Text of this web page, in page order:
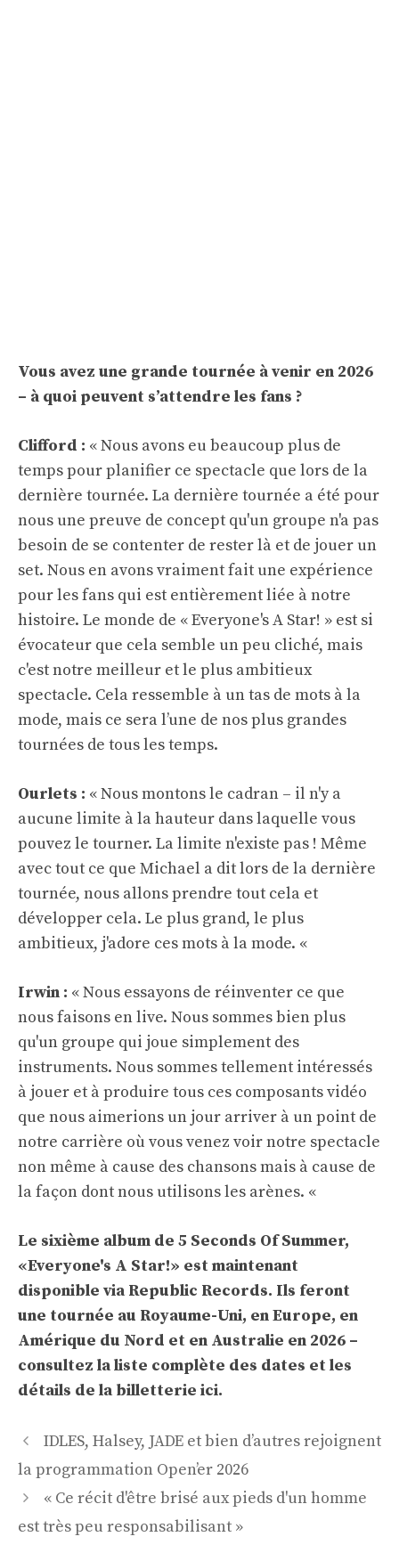
Vous avez une grande tournée à venir en 2026
– à quoi peuvent s’attendre les fans ?
Clifford : « Nous avons eu beaucoup plus de
temps pour planifier ce spectacle que lors de la
dernière tournée. La dernière tournée a été pour
nous une preuve de concept qu'un groupe n'a pas
besoin de se contenter de rester là et de jouer un
set. Nous en avons vraiment fait une expérience
pour les fans qui est entièrement liée à notre
histoire. Le monde de « Everyone's A Star! » est si
évocateur que cela semble un peu cliché, mais
c'est notre meilleur et le plus ambitieux
spectacle. Cela ressemble à un tas de mots à la
mode, mais ce sera l’une de nos plus grandes
tournées de tous les temps.
Ourlets : « Nous montons le cadran – il n'y a
aucune limite à la hauteur dans laquelle vous
pouvez le tourner. La limite n'existe pas ! Même
avec tout ce que Michael a dit lors de la dernière
tournée, nous allons prendre tout cela et
développer cela. Le plus grand, le plus
ambitieux, j'adore ces mots à la mode. «
Irwin : « Nous essayons de réinventer ce que
nous faisons en live. Nous sommes bien plus
qu'un groupe qui joue simplement des
instruments. Nous sommes tellement intéressés
à jouer et à produire tous ces composants vidéo
que nous aimerions un jour arriver à un point de
notre carrière où vous venez voir notre spectacle
non même à cause des chansons mais à cause de
la façon dont nous utilisons les arènes. «
Le sixième album de 5 Seconds Of Summer,
«Everyone's A Star!» est maintenant
disponible via Republic Records. Ils feront
une tournée au Royaume-Uni, en Europe, en
Amérique du Nord et en Australie en 2026 –
consultez la liste complète des dates et les
détails de la billetterie ici.
Navigation
des
IDLES, Halsey, JADE et bien d’autres rejoignent
la programmation Open’er 2026
« Ce récit d'être brisé aux pieds d'un homme
est très peu responsabilisant »